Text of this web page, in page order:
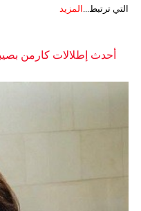
التي ترتبط... المزيد
أحدث إطلالات كارمن